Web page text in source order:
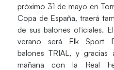
próximo 31 de mayo en
Copa de España, traerá
de susbalones oficiales.
verano será Elk Sport
balonesTRIAL , y gracias
mañana con la Real